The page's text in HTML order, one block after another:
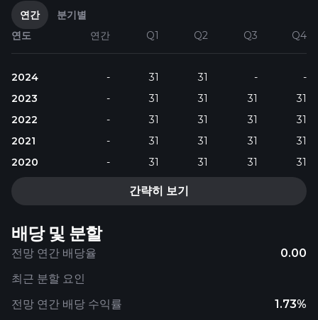
연간
분기별
연도
연간 Q1 Q2 Q3 Q4
2024 - 31 31 -
-
2023
- 31 31 31
31
2022
- 31 31 31
31
2021
- 31 31 31
31
2020
- 31 31 31 31
간략히 보기
배당 및 분할
전망 연간 배당율 0.00
전망 연간 배당 수익률 1.73%
최근 분할 요인